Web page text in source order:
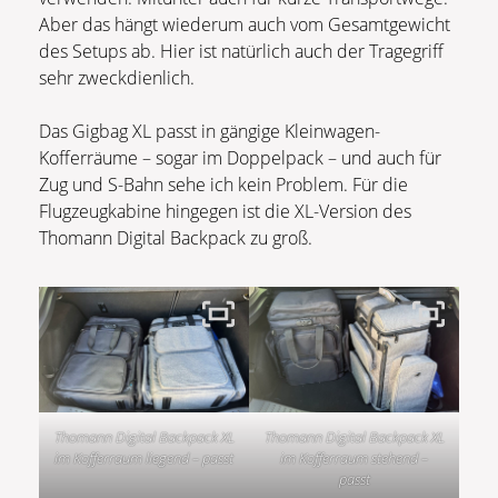
Aber das hängt wiederum auch vom Gesamtgewicht
des Setups ab. Hier ist natürlich auch der Tragegriff
sehr zweckdienlich.
Das Gigbag XL passt in gängige Kleinwagen-
Kofferräume – sogar im Doppelpack – und auch für
Zug und S-Bahn sehe ich kein Problem. Für die
Flugzeugkabine hingegen ist die XL-Version des
Thomann Digital Backpack zu groß.
Thomann Digital Backpack XL
im Kofferraum liegend – passt
Thomann Digital Backpack XL
im Kofferraum stehend –
passt